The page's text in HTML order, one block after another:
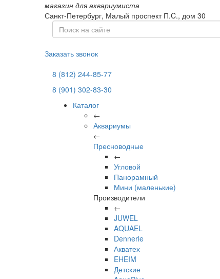
магазин для аквариумиста
Санкт-Петербург, Малый проспект П.C., дом 30
Заказать звонок
8 (812) 244-85-77
8 (901) 302-83-30
Каталог
←
Аквариумы
←
Пресноводные
←
Угловой
Панорамный
Мини (маленькие)
Производители
←
JUWEL
AQUAEL
Dennerle
Акватех
EHEIM
Детские